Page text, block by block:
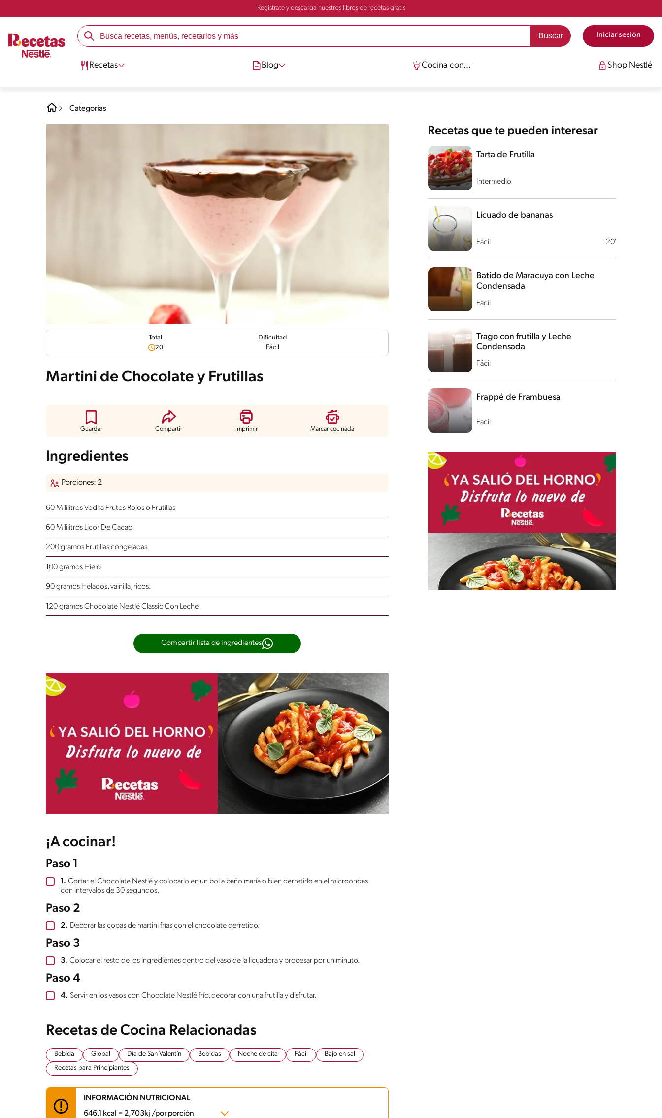
Registrate y descarga nuestros libros de recetas gratis
Iniciar sesión
Recetas Blog Cocina con... Shop Nestlé
Categorías
Total
20
Dificultad
Fácil
Martini de Chocolate y Frutillas
Guardar Compartir Imprimir Marcar cocinada
Ingredientes
Porciones: 2
60 Mililitros Vodka Frutos Rojos o Frutillas
60 Mililitros Licor De Cacao
200 gramos Frutillas congeladas
100 gramos Hielo
90 gramos Helados, vainilla, ricos.
120 gramos Chocolate Nestlé Classic Con Leche
Compartir lista de ingredientes
¡A cocinar!
Paso 1
1. Cortar el Chocolate Nestlé y colocarlo en un bol a baño maría o bien derretirlo en el microondas
con intervalos de 30 segundos.
Paso 2
2. Decorar las copas de martini frías con el chocolate derretido.
Paso 3
3. Colocar el resto de los ingredientes dentro del vaso de la licuadora y procesar por un minuto.
Paso 4
4. Servir en los vasos con Chocolate Nestlé frío, decorar con una frutilla y disfrutar.
Recetas de Cocina Relacionadas
Bebida Global Día de San Valentín Bebidas Noche de cita Fácil
Bajo en sal
Recetas para Principiantes
INFORMACIÓN NUTRICIONAL
646.1 kcal = 2,703kj /por porción
Recetas que te pueden interesar
Intermedio
Tarta de Frutilla
Fácil 20'
Licuado de bananas
Fácil
Batido de Maracuya con Leche
Condensada
Fácil
Trago con frutilla y Leche
Condensada
Fácil
Frappé de Frambuesa